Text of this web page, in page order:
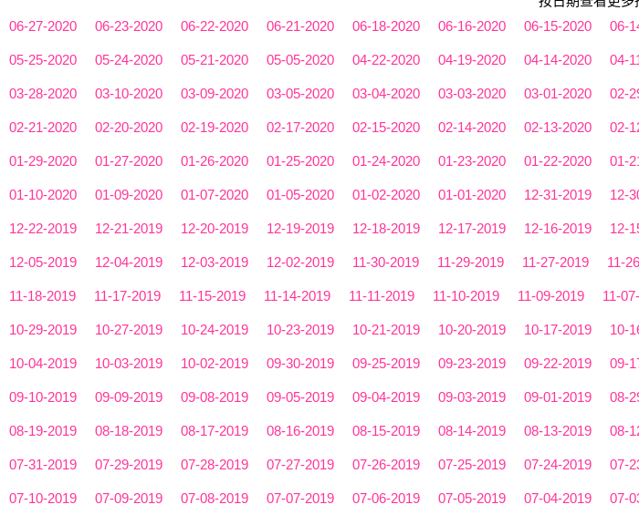
06-27-2020
06-23-2020 06-22-2020 06-21-2020 06-18-2020 06-16-2020 06-15-2020 06-
05-25-2020 05-24-2020 05-21-2020 05-05-2020 04-22-2020 04-19-2020 04-14-2020 04-
03-28-2020 03-10-2020 03-09-2020 03-05-2020 03-04-2020 03-03-2020 03-01-2020 02-
02-21-2020 02-20-2020 02-19-2020 02-17-2020 02-15-2020 02-14-2020 02-13-2020 02-
01-29-2020 01-27-2020 01-26-2020 01-25-2020 01-24-2020 01-23-2020 01-22-2020 01-
01-10-2020 01-09-2020 01-07-2020 01-05-2020 01-02-2020 01-01-2020 12-31-2019 12-
12-22-2019 12-21-2019 12-20-2019 12-19-2019 12-18-2019 12-17-2019 12-16-2019 12-
12-05-2019 12-04-2019 12-03-2019 12-02-2019 11-30-2019 11-29-2019 11-27-2019 11-
11-18-2019 11-17-2019 11-15-2019 11-14-2019 11-11-2019 11-10-2019 11-09-2019 11-
10-29-2019 10-27-2019 10-24-2019 10-23-2019 10-21-2019 10-20-2019 10-17-2019 10-
10-04-2019 10-03-2019 10-02-2019 09-30-2019 09-25-2019 09-23-2019 09-22-2019 09-
09-10-2019 09-09-2019 09-08-2019 09-05-2019 09-04-2019 09-03-2019 09-01-2019 08-
08-19-2019 08-18-2019 08-17-2019 08-16-2019 08-15-2019 08-14-2019 08-13-2019 08-
07-31-2019 07-29-2019 07-28-2019 07-27-2019 07-26-2019 07-25-2019 07-24-2019 07-
07-10-2019 07-09-2019 07-08-2019 07-07-2019 07-06-2019 07-05-2019 07-04-2019 07-